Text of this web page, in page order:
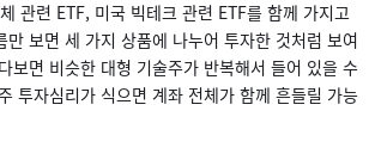
관련 ETF, 미국 빅테크 관련 ETF를 함께 가지고
만 보면 세 가지 상품에 나누어 투자한 것처럼 보여
보면 비슷한 대형 기술주가 반복해서 들어 있을 수
투자심리가 식으면 계좌 전체가 함께 흔들릴 가능